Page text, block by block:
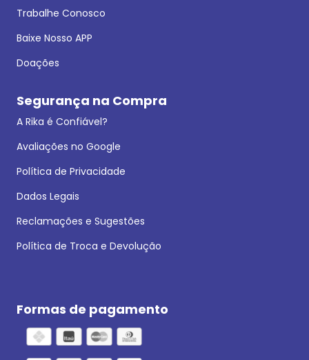
Trabalhe Conosco
Baixe Nosso APP
Doações
Segurança na Compra
A Rika é Confiável?
Avaliações no Google
Política de Privacidade
Dados Legais
Reclamações e Sugestões
Política de Troca e Devolução
Formas de pagamento